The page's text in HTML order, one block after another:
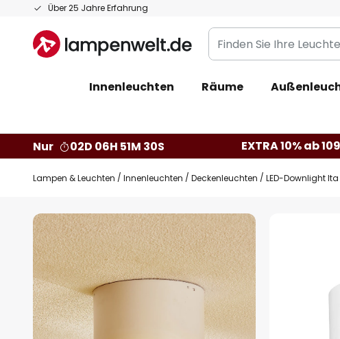
Über 25 Jahre Erfahrung
Zum
springen
Finden
Sie
Leuchte...
Innenleuchten Räume
Nur
02D 06H 51M 29S EXTRA 10% ab
Lampen & Leuchten Innenleuchten Deckenleuchten LED-Downlight
Zum
Ende
der
Bildgalerie
springen